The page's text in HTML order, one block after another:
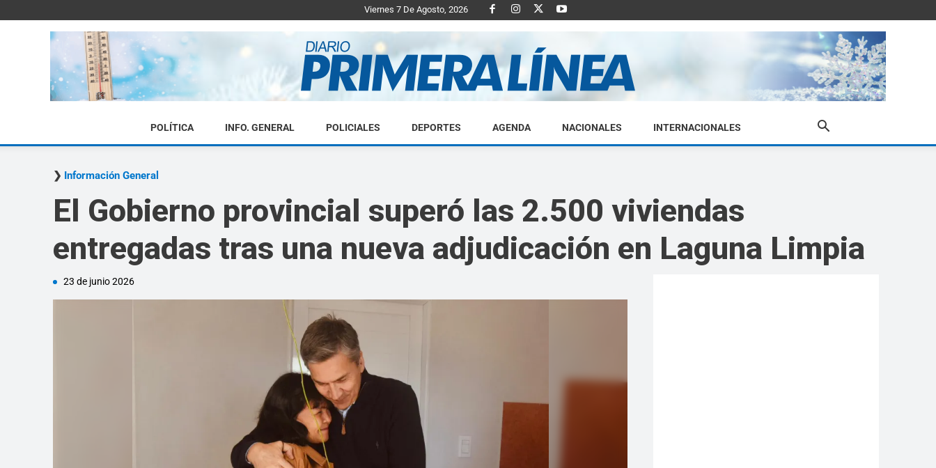
Viernes 7 De Agosto, 2026
Diario
Primera
POLÍTICA INFO. GENERAL POLICIALES DEPORTES AGENDA NACIONALES INTERNACIONALES
Información General
El Gobierno provincial superó las 2.500 viviendas
entregadas tras una nueva adjudicación en Laguna Limpia
23 de junio 2026